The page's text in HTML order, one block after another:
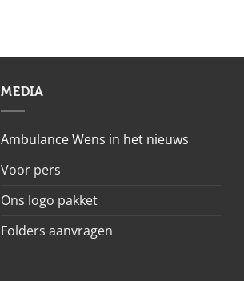
MEDIA
Ambulance Wens in het nieuws
Voor pers
Ons logo pakket
Folders aanvragen